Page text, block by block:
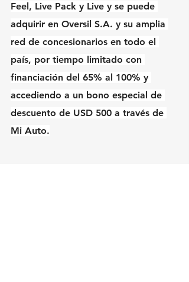
Feel, Live Pack y Live y se puede
adquirir en Oversil S.A. y su amplia
red de concesionarios en todo el
país, por tiempo limitado con
financiación del 65% al 100% y
accediendo a un bono especial de
descuento de USD 500 a través de
Mi Auto.